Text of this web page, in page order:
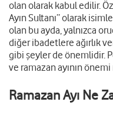
olan olarak kabul edilir.
Ayın Sultanı” olarak
olan bu ayda, yalnızca
diğer ibadetlere ağırlık
gibi şeyler de önemlidir.
ve ramazan ayının
Ramazan Ayı Ne